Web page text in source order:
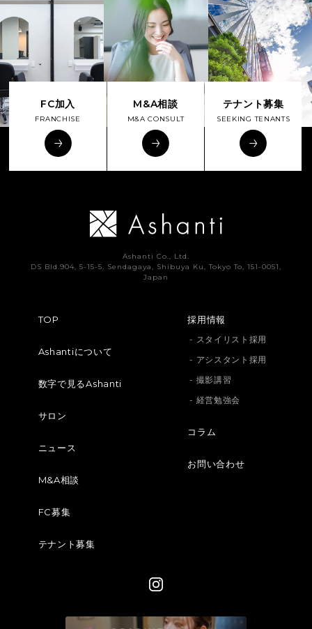
FC加入
FRANCHISE
M&A相談
M&A CONSULT
テナント募集
SEEKING TENANTS
Ashanti Co., Ltd.
DS Bld.904, 5-15-5, Sendagaya, Shibuya Ku, Tokyo To, 151-0051,
Japan
TOP
Ashantiについて
数字で見るAshanti
サロン
ニュース
M&A相談
FC募集
テナント募集
採用情報
- スタイリスト採用
- アシスタント採用
- 撮影講習
- 経営勉強会
コラム
お問い合わせ